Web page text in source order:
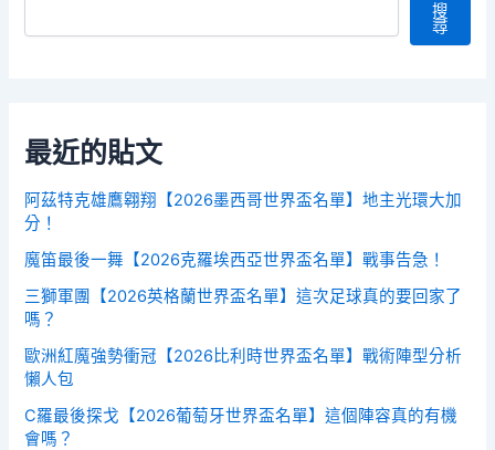
搜
尋
最近的貼文
阿茲特克雄鷹翱翔【2026墨西哥世界盃名單】地主光環大加
分！
魔笛最後一舞【2026克羅埃西亞世界盃名單】戰事告急！
三獅軍團【2026英格蘭世界盃名單】這次足球真的要回家了
嗎？
歐洲紅魔強勢衝冠【2026比利時世界盃名單】戰術陣型分析
懶人包
C羅最後探戈【2026葡萄牙世界盃名單】這個陣容真的有機
會嗎？